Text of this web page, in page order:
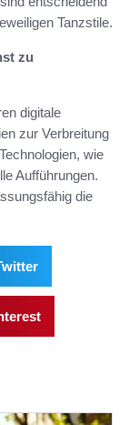
Tanzstile.
zu
digitale
zur Verbreitung
wie
Aufführungen.
die